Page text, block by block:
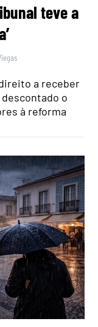
teve a
a receber
o
à reforma